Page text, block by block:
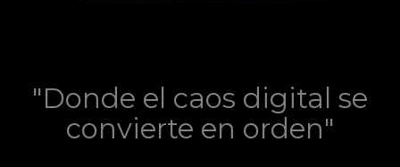
"Donde el caos digital se
convierte en orden"